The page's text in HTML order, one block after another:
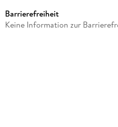
Größe (L/B/H)
Barrierefreiheit
Keine Information zur